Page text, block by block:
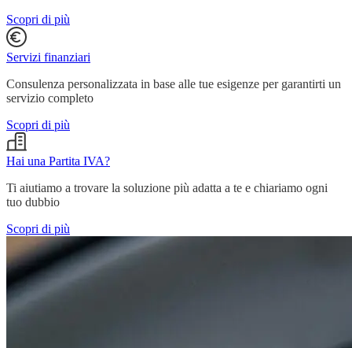
Scopri di più
Servizi finanziari
Consulenza personalizzata in base alle tue esigenze per garantirti un
servizio completo
Scopri di più
Hai una Partita IVA?
Ti aiutiamo a trovare la soluzione più adatta a te e chiariamo ogni
tuo dubbio
Scopri di più